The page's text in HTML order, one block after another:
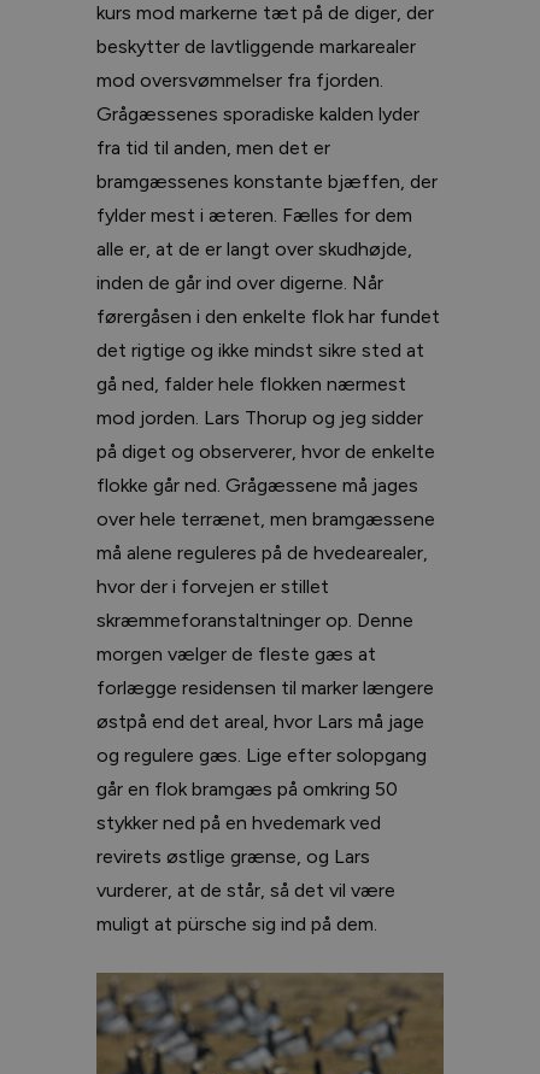
kurs mod markerne tæt på de diger, der
beskytter de lavtliggende markarealer
mod oversvømmelser fra fjorden.
Grågæssenes sporadiske kalden lyder
fra tid til anden, men det er
bramgæssenes konstante bjæffen, der
fylder mest i æteren. Fælles for dem
alle er, at de er langt over skudhøjde,
inden de går ind over digerne. Når
førergåsen i den enkelte flok har fundet
det rigtige og ikke mindst sikre sted at
gå ned, falder hele flokken nærmest
mod jorden. Lars Thorup og jeg sidder
på diget og observerer, hvor de enkelte
flokke går ned. Grågæssene må jages
over hele terrænet, men bramgæssene
må alene reguleres på de hvedearealer,
hvor der i forvejen er stillet
skræmmeforanstaltninger op. Denne
morgen vælger de fleste gæs at
forlægge residensen til marker længere
østpå end det areal, hvor Lars må jage
og regulere gæs. Lige efter solopgang
går en flok bramgæs på omkring 50
stykker ned på en hvedemark ved
revirets østlige grænse, og Lars
vurderer, at de står, så det vil være
muligt at pürsche sig ind på dem.